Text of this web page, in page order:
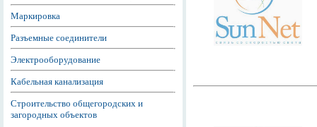
Маркировка
Разъемные соединители
Электрооборудование
Кабельная канализация
Строительство общегородских и
загородных объектов